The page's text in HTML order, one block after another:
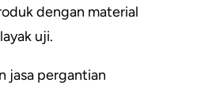
dengan material
uji.
jasa pergantian